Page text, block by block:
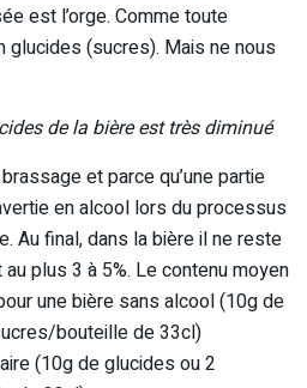
est l’orge. Comme toute
glucides (sucres). Mais ne nous
de la bière est très diminué
et parce qu’une partie
en alcool lors du processus
Au final, dans la bière il ne reste
plus 3 à 5%. Le contenu moyen
une bière sans alcool (10g de
bouteille de 33cl)
(10g de glucides ou 2